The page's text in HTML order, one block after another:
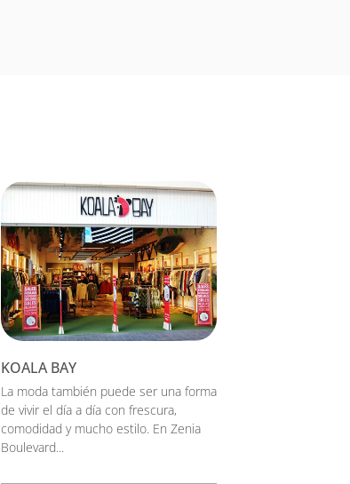
KOALA BAY
La moda también puede ser una forma
de vivir el día a día con frescura,
comodidad y mucho estilo. En Zenia
Boulevard...